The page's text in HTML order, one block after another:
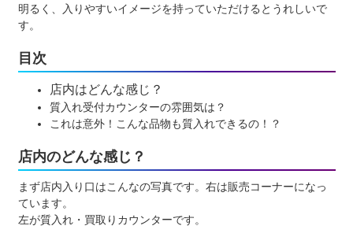
明るく、入りやすいイメージを持っていただけるとうれしいで
す。
目次
店内はどんな感じ？
質入れ受付カウンターの雰囲気は？
これは意外！こんな品物も質入れできるの！？
店内のどんな感じ？
まず店内入り口はこんなの写真です。右は販売コーナーになっ
ています。
左が質入れ・買取りカウンターです。